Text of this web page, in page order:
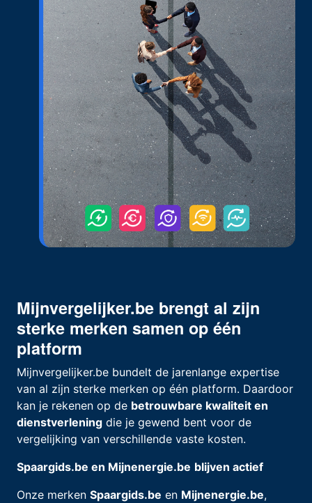
Mijnvergelijker.be brengt al zijn
sterke merken samen op één
platform
Mijnvergelijker.be bundelt de jarenlange expertise
van al zijn sterke merken op één platform. Daardoor
kan je rekenen op de betrouwbare kwaliteit en
dienstverlening die je gewend bent voor de
vergelijking van verschillende vaste kosten.
Spaargids.be en Mijnenergie.be blijven actief
Onze merken Spaargids.be en Mijnenergie.be,